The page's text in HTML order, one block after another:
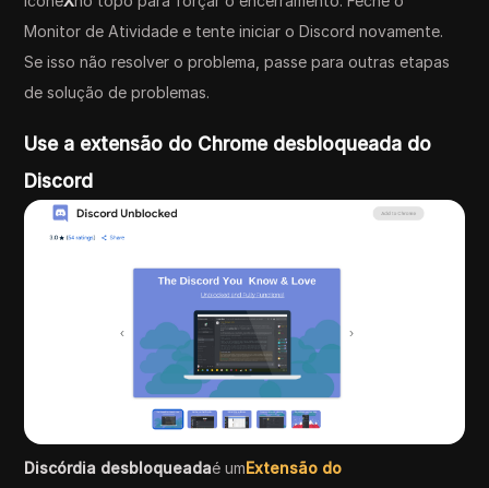
Monitor de Atividade e tente iniciar o Discord novamente.
Se isso não resolver o problema, passe para outras etapas
de solução de problemas.
Use a extensão do Chrome desbloqueada do
Discord
Discórdia desbloqueadaé umExtensão do